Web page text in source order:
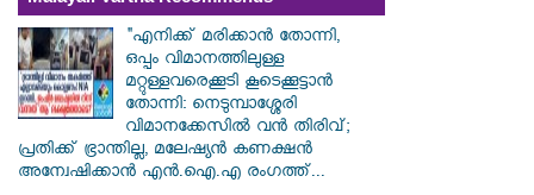
"എനിക്ക് മരിക്കാൻ തോന്നി,
ഒപ്പം വിമാനത്തിലുള്ള
മറ്റുള്ളവരെക്കൂടി കൂടെക്കൂട്ടാൻ
തോന്നി: നെടുമ്പാശ്ശേരി
വിമാനക്കേസിൽ വൻ തിരിവ്;
പ്രതിക്ക് ഭ്രാന്തില്ല, മലേഷ്യൻ കണക്ഷൻ
അന്വേഷിക്കാൻ എൻ.ഐ.എ രംഗത്ത്...